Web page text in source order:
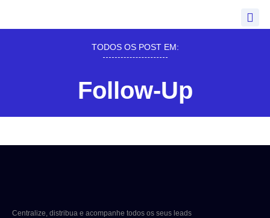
TODOS OS POST EM:
Follow-Up
Centralize, distribua e acompanhe todos os seus leads